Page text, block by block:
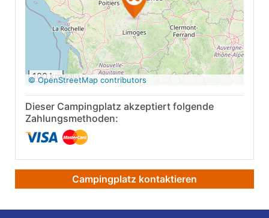
Auf Google Maps
anzeigen
100 km
© OpenStreetMap contributors
Dieser Campingplatz akzeptiert folgende
Zahlungsmethoden:
Campingplatz kontaktieren